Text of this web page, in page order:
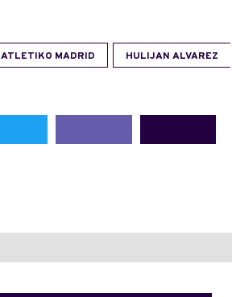
ATLETIKO MADRID HULIJAN ALVAREZ